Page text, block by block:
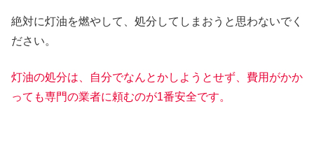
絶対に灯油を燃やして、処分してしまおうと思わないでく
ださい。
灯油の処分は、自分でなんとかしようとせず、費用がかか
っても専門の業者に頼むのが1番安全です。